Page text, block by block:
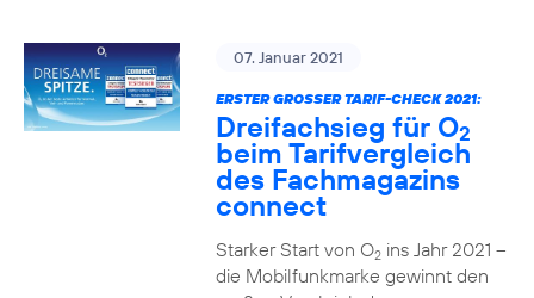
07. Januar 2021
ERSTER GROSSER TARIF-CHECK 2021:
Dreifachsieg für O2
beim Tarifvergleich
des Fachmagazins
connect
Starker Start von O2ins Jahr 2021 –
die Mobilfunkmarke gewinnt den